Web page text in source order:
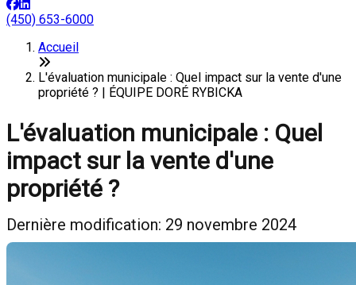
(450) 653-6000
Accueil
L'évaluation municipale : Quel impact sur la vente d'une
propriété ? | ÉQUIPE DORÉ RYBICKA
L'évaluation municipale : Quel
impact sur la vente d'une
propriété ?
Dernière modification: 29 novembre 2024